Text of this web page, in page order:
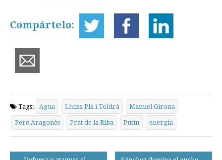
Compártelo:
Tags: Agua Lluïsa Pla i Toldrà Manuel Girona
Pere Aragonès Prat de la Riba Putin energía
Post